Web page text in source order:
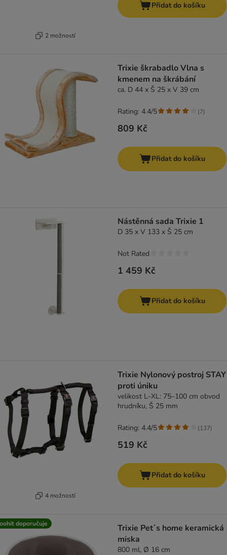
2 možností
Přidat do košíku
Trixie škrabadlo Vlna s
kmenem na škrábání
ca. D 44 x Š 25 x V 39 cm
809 Kč
Rating: 4.4/5 (7)
Přidat do košíku
Nástěnná sada Trixie 1
D 35 x V 133 x Š 25 cm
1 459 Kč
Not Rated
Přidat do košíku
4 možností
Trixie Nylonový postroj STAY
proti úniku
velikost L–XL: 75–100 cm obvod
hrudníku, Š 25 mm
519 Kč
Rating: 4.4/5 (137)
Přidat do košíku
doporučuje
Trixie Pet´s home keramická
miska
800 ml, Ø 16 cm